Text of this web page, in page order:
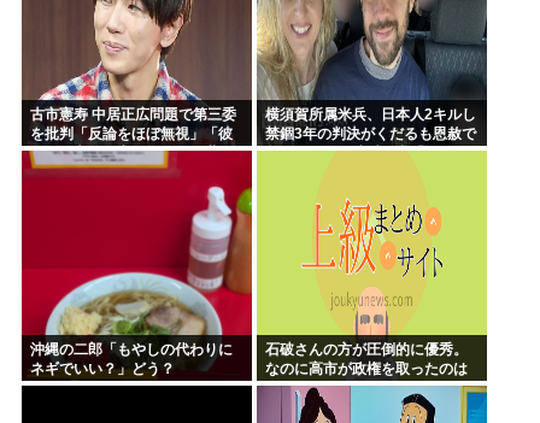
古市憲寿 中居正広問題で第三委
を批判「反論をほぼ無視」「彼
らが一方的に言ったことが世の
中に定着してしまう」橋下徹も
横須賀所属米兵、日本人2キルし
禁錮3年の判決がくだるも恩赦で
釈放！ニュー速愛国者「辺野
沖縄の二郎「もやしの代わりに
ネギでいい？」どう？
石破さんの方が圧倒的に優秀。
なのに高市が政権を取ったのは
おかしい